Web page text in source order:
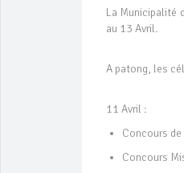
La Municipalité
au 13 Avril.
A patong, les
11 Avril :
Concours
Concours